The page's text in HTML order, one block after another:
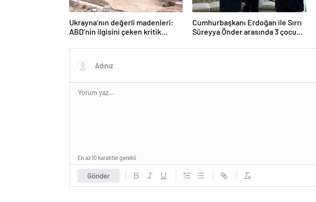
Ukrayna’nın değerli madenleri:
ABD’nin ilgisini çeken kritik
Cumhurbaşkanı Erdoğan ile Sırrı
Süreyya Önder arasında 3 çocuk
Gönder
En az 10 karakter gerekli